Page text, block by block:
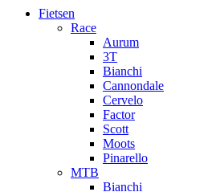
Fietsen
Race
Aurum
3T
Bianchi
Cannondale
Cervelo
Factor
Scott
Moots
Pinarello
MTB
Bianchi